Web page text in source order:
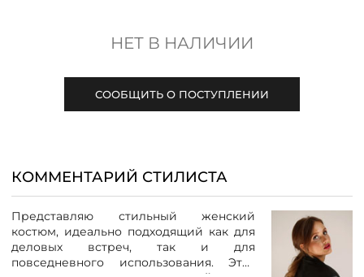
MANAGER@DSTREND.RU
ЗАКАЗАТЬ ЗВОНОК
НЕТ В НАЛИЧИИ
СООБЩИТЬ О ПОСТУПЛЕНИИ
КОММЕНТАРИЙ СТИЛИСТА
Представляю стильный женский
костюм, идеально подходящий как для
деловых встреч, так и для
повседневного использования. Этот